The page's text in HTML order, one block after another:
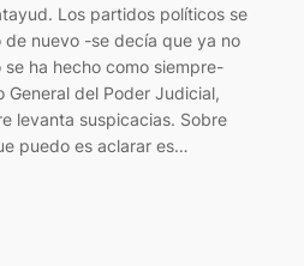
Los partidos políticos se
nuevo -se decía que ya no
ha hecho como siempre-
General del Poder Judicial,
levanta suspicacias. Sobre
puedo es aclarar es…